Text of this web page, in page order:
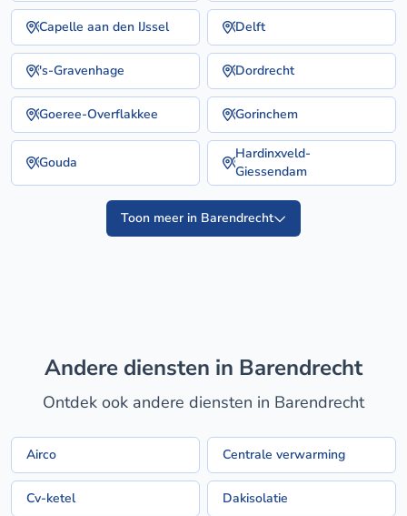
Capelle aan den IJssel Delft
's-Gravenhage Dordrecht
Goeree-Overflakkee Gorinchem
Gouda
Hardinxveld-
Giessendam
Toon meer in Barendrecht
Andere diensten in Barendrecht
Ontdek ook andere diensten in Barendrecht
Airco Centrale verwarming
Cv-ketel Dakisolatie